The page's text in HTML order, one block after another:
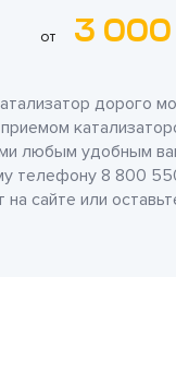
от 3
дорого
любым удобным
телефону 8 800
на сайте или